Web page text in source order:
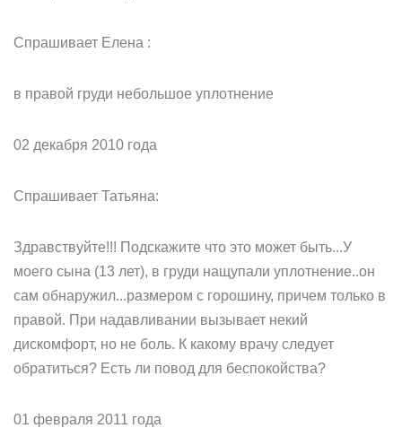
Спрашивает Елена :
в правой груди небольшое уплотнение
02 декабря 2010 года
Спрашивает Татьяна:
Здравствуйте!!! Подскажите что это может быть...У
моего сына (13 лет), в груди нащупали уплотнение..он
сам обнаружил...размером с горошину, причем только в
правой. При надавливании вызывает некий
дискомфорт, но не боль. К какому врачу следует
обратиться? Есть ли повод для беспокойства?
01 февраля 2011 года